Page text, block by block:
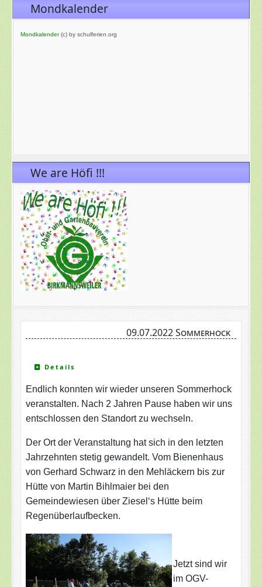
Mondkalender
Mondkalender(c) by schulferien.org
We are Höfi !!!
09.07.2022 Sommerhock
Details
Endlich konnten wir wieder unseren Sommerhock
veranstalten. Nach 2 Jahren Pause haben wir uns
entschlossen den Standort zu wechseln.
Der Ort der Veranstaltung hat sich in den letzten
Jahrzehnten stetig gewandelt. Vom Bienenhaus
von Gerhard Schwarz in den Mehläckern bis zur
Hütte von Martin Bihlmaier bei den
Gemeindewiesen über Ziesel‘s Hütte beim
Regenüberl aufbecken.
Jetzt sind wir
im OGV-